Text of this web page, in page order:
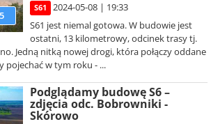
5
S61
2024-05-08 | 19:33
S61 jest niemal gotowa. W budowie jest
ostatni, 13 kilometrowy, odcinek trasy tj.
Jedną nitką nowej drogi, która połączy oddane
pojechać w tym roku - ...
Podglądamy budowę S6 –
zdjęcia odc. Bobrowniki -
Skórowo